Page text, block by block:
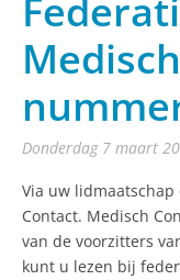
donderdag 7 maart
Via uw
Contact. Medisch
van de voorzitters
kunt u lezen bij